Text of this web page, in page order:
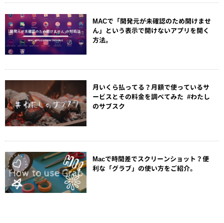
MACで「開発元が未確認のため開けませ
ん」という表示で開けないアプリを開く
方法。
月いくら払ってる？月額で使っているサ
ービスとその料金を調べてみた #わたし
のサブスク
Macで時間差でスクリーンショット？便
利な「グラブ」の使い方をご紹介。